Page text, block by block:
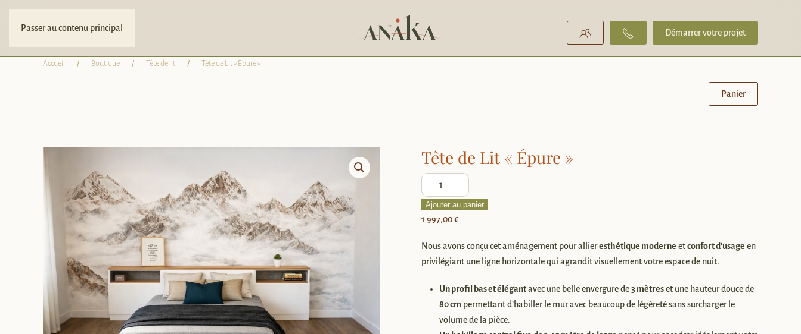
Passer au contenu principal Démarrer votre projet
Accueil Boutique Tête de lit Tête de Lit « Épure »
Panier
Tête de Lit « Épure »
quantité
de
Tête
de
Lit
Ajouter au panier
1 997,00€
Nous avons conçu cet aménagement pour allieresthétique moderne etconfort d’usage en
privilégiant une ligne horizontale qui agrandit visuellement votre espace de nuit.
Un profil bas et élégantavec une belle envergure de3 mètreset une hauteur douce de
80 cm permettant d’habiller le mur avec beaucoup de légèreté sans surcharger le
volume de la pièce.